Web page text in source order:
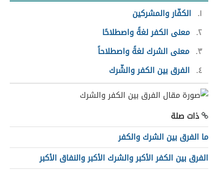
١
الكفّار والمشركين
٢ معنى الكفر لغةً واصطلاحًا
٣ معنى الشرك لغةً واصطلاحاً
٤
الفرق بين الكفر والشّرك
ذات صلة
ما الفرق بين الشرك والكفر
الفرق بين الكفر الأكبر والشرك الأكبر والنفاق الأكبر